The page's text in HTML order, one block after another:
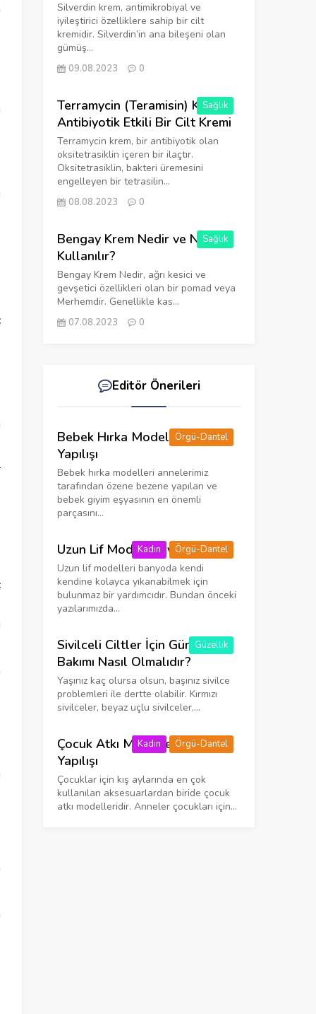
Silverdin krem, antimikrobiyal ve
iyileştirici özelliklere sahip bir cilt
kremidir. Silverdin’in ana bileşeni olan
gümüş...
09.08.2023 0
Sağlık
Terramycin (Teramisin) Krem:
Antibiyotik Etkili Bir Cilt Kremi
Terramycin krem, bir antibiyotik olan
oksitetrasiklin içeren bir ilaçtır.
Oksitetrasiklin, bakteri üremesini
engelleyen bir tetrasilin...
08.08.2023 0
Sağlık
Bengay Krem Nedir ve Ne İçin
Kullanılır?
Bengay Krem Nedir, ağrı kesici ve
gevşetici özellikleri olan bir pomad veya
Merhemdir. Genellikle kas...
07.08.2023 0
Editör Önerileri
Örgü-Dantel
Bebek Hırka Modelleri ve
Yapılışı
Bebek hırka modelleri annelerimiz
tarafından özene bezene yapılan ve
bebek giyim eşyasının en önemli
parçasını...
Kadın Örgü-Dantel
Uzun Lif Modelleri ve Yapılışı
Uzun lif modelleri banyoda kendi
kendine kolayca yıkanabilmek için
bulunmaz bir yardımcıdır. Bundan önceki
yazılarımızda...
Güzellik
Sivilceli Ciltler İçin Günlük Cilt
Bakımı Nasıl Olmalıdır?
Yaşınız kaç olursa olsun, başınız sivilce
problemleri ile dertte olabilir. Kırmızı
sivilceler, beyaz uçlu sivilceler,...
Kadın Örgü-Dantel
Çocuk Atkı Modelleri ve
Yapılışı
Çocuklar için kış aylarında en çok
kullanılan aksesuarlardan biride çocuk
atkı modelleridir. Anneler çocukları için...